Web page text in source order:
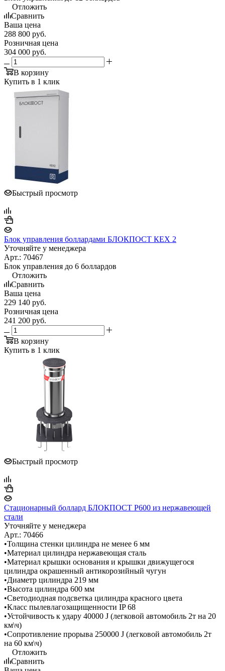
Отложить
Сравнить
Ваша цена
288 800 руб.
Розничная цена
304 000 руб.
В корзину
Купить в 1 клик
Быстрый просмотр
Блок управления боллардами БЛОКПОСТ КЕХ 2
Уточняйте у менеджера
Арт.: 70467
Блок управления до 6 боллардов
Отложить
Сравнить
Ваша цена
229 140 руб.
Розничная цена
241 200 руб.
В корзину
Купить в 1 клик
Быстрый просмотр
Стационарный боллард БЛОКПОСТ P600 из нержавеющей
стали
Уточняйте у менеджера
Арт.: 70466
•Толщина стенки цилиндра не менее 6 мм
•Материал цилиндра нержавеющая сталь
•Материал крышки основания и крышки движущегося
цилиндра окрашенный антикорозийный чугун
•Диаметр цилиндра 219 мм
•Высота цилиндра 600 мм
•Светодиодная подсветка цилиндра красного цвета
•Класс пылевлагозащищенности IP 68
•Устойчивость к удару 40000 J (легковой автомобиль 2т на 20
км\ч)
•Сопротивление прорыва 250000 J (легковой автомобиль 2т
на 60 км\ч)
Отложить
Сравнить